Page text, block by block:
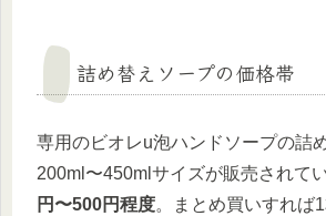
詰め替えソープの価格帯
専用のビオレu泡ハンドソープの詰
200ml〜450mlサイズが販売されて
円〜500円程度。まとめ買いすれば